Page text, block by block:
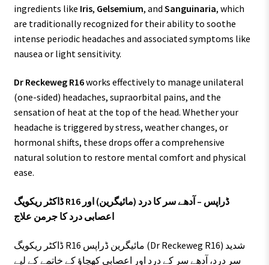
ingredients like Iris, Gelsemium, and Sanguinaria, which
are traditionally recognized for their ability to soothe
intense periodic headaches and associated symptoms like
nausea or light sensitivity.
Dr Reckeweg R16works effectively to manage unilateral
(one-sided) headaches, supraorbital pains, and the
sensation of heat at the top of the head. Whether your
headache is triggered by stress, weather changes, or
hormonal shifts, these drops offer a comprehensive
natural solution to restore mental comfort and physical
ease.
ڈاکٹر ریکویگ R16 ڈراپس – آدھے سر کا درد (مائیگرین) اور
اعصابی درد کا جرمن علاج
ڈاکٹر ریکویگ R16 مائیگرین ڈراپس (Dr Reckeweg R16) شدید
سر درد، آدھے سر کے درد اور اعصابی کھچاؤ کے خاتمے کے لیے